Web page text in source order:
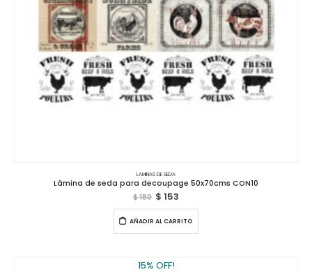
LAMINAS DE SEDA
Lámina de seda para decoupage 50x70cms CON10
$180 $ 153
AÑADIR AL CARRITO
15% OFF!